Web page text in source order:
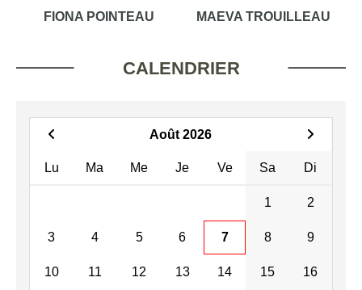
FIONA POINTEAU MAEVA TROUILLEAU
CALENDRIER
Août 2026
Lu Ma Me Je Ve Sa Di
1 2
3 4 5 6 7 8 9
10 11 12 13 14 15 16